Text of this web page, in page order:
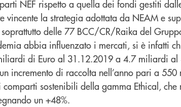
NEF rispetto a quella dei fondi gestiti
vincente la strategia adottata da NEAM e
delle 77 BCC/CR/Raika del
abbia influenzato i mercati, si è infatti
di Euro al 31.12.2019 a 4.7 miliardi al
incremento di raccolta nell’anno pari a
sostenibili della gamma Ethical, che
un +48%.